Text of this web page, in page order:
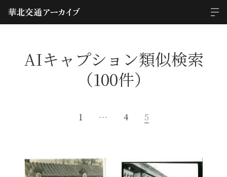
AIキャプション類似検索
（100件）
1 … 4 5